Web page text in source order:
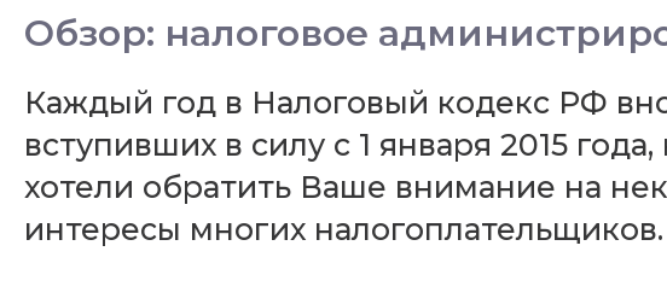
Обзор: налоговое
Каждый год в Налоговый кодекс РФ
вступивших в силу с 1 января 2015
хотели обратить Ваше внимание на
интересы многих налогоплательщиков.